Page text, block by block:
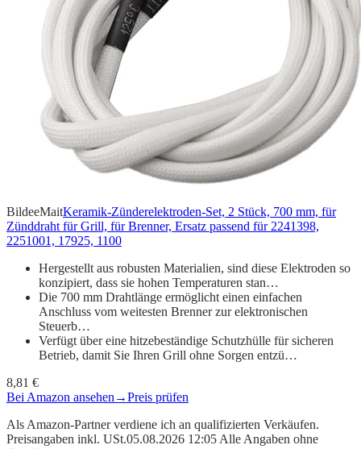
BildeeMaitKeramik-Zünderelektroden-Set, 2 Stück, 700 mm, für
Zünddraht für Grill, für Brenner, Ersatz passend für 2241398,
2251001, 17925, 1100
Hergestellt aus robusten Materialien, sind diese Elektroden so
konzipiert, dass sie hohen Temperaturen stan…
Die 700 mm Drahtlänge ermöglicht einen einfachen
Anschluss vom weitesten Brenner zur elektronischen
Steuerb…
Verfügt über eine hitzebeständige Schutzhülle für sicheren
Betrieb, damit Sie Ihren Grill ohne Sorgen entzü…
8,81 €
Bei Amazon ansehen →Preis prüfen
Als Amazon-Partner verdiene ich an qualifizierten Verkäufen.
Preisangaben inkl. USt.05.08.2026 12:05 Alle Angaben ohne